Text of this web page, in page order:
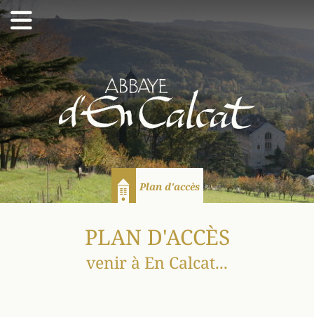
Abbaye d'En Calcat
Plan d'accès
PLAN D'ACCÈS
venir à En Calcat...